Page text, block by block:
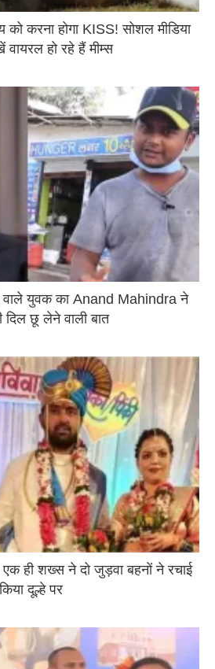
करना होगा KISS! सोशल मीडिया
हो रहे हैं मीम्स
वाले युवक का Anand Mahindra ने
दिल छू लेने वाली बात
ही शख्स ने दो जुड़वा बहनों ने रचाई
दूल्हे पर